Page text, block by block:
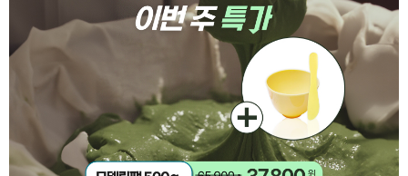
PAYCO 바로구매